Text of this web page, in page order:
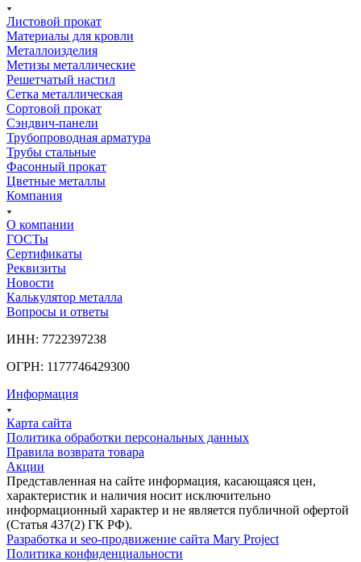
Листовой прокат
Материалы для кровли
Металлоизделия
Метизы металлические
Решетчатый настил
Сетка металлическая
Сортовой прокат
Сэндвич-панели
Трубопроводная арматура
Трубы стальные
Фасонный прокат
Цветные металлы
Компания
О компании
ГОСТы
Сертификаты
Реквизиты
Новости
Калькулятор металла
Вопросы и ответы
ИНН: 7722397238
ОГРН: 1177746429300
Информация
Карта сайта
Политика обработки персональных данных
Правила возврата товара
Акции
Представленная на сайте информация, касающаяся цен,
характеристик и наличия носит исключительно
информационный характер и не является публичной офертой
(Статья 437(2) ГК РФ).
Разработка и seo-продвижение сайта Mary Project
Политика конфиденциальности